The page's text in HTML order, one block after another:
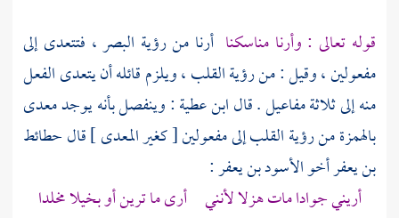
قوله تعالى : وأرنا مناسكنا أرنا من رؤية البصر ، فتتعدى إلى
مفعولين ، وقيل : من رؤية القلب ، ويلزم قائله أن يتعدى الفعل
منه إلى ثلاثة مفاعيل . قالابن عطية: وينفصل بأنه يوجد معدى
بالهمزة من رؤية القلب إلى مفعولين [ كغير المعدى ] قالحطائط
بن يعفر أخو الأسود بن يعفر:
أريني جوادا مات هزلا لأنني أرى ما ترين أو بخيلا مخلدا